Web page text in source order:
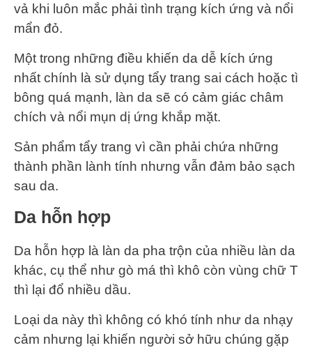
vả khi luôn mắc phải tình trạng kích ứng và nổi
mẩn đỏ.
Một trong những điều khiến da dễ kích ứng
nhất chính là sử dụng tẩy trang sai cách hoặc tì
bông quá mạnh, làn da sẽ có cảm giác châm
chích và nổi mụn dị ứng khắp mặt.
Sản phẩm tẩy trang vì cần phải chứa những
thành phần lành tính nhưng vẫn đảm bảo sạch
sau da.
Da hỗn hợp
Da hỗn hợp là làn da pha trộn của nhiều làn da
khác, cụ thể như gò má thì khô còn vùng chữ T
thì lại đổ nhiều dầu.
Loại da này thì không có khó tính như da nhạy
cảm nhưng lại khiến người sở hữu chúng gặp